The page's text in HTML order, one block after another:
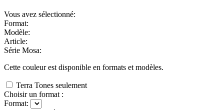
Vous avez sélectionné:
Format:
Modèle:
Article:
Série Mosa:
Cette couleur est disponible en formats et modèles.
Terra Tones seulement
Choisir un format :
Format: